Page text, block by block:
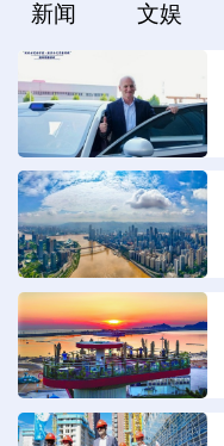
新闻 文娱